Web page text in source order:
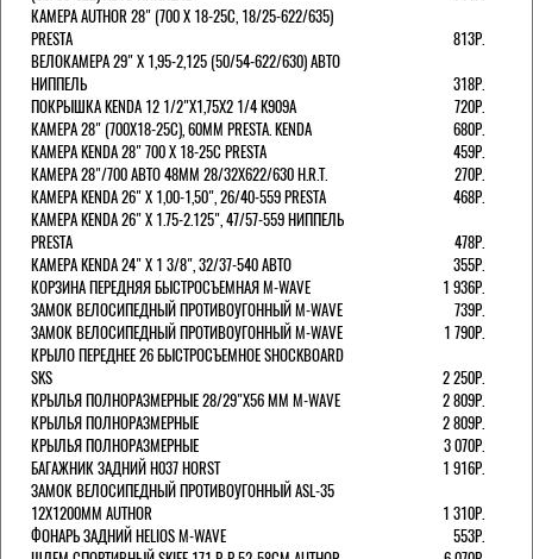
КАМЕРА AUTHOR 28" (700 Х 18-25С, 18/25-622/635)
PRESTA
813Р.
ВЕЛОКАМЕРА 29" X 1,95-2,125 (50/54-622/630) АВТО
НИППЕЛЬ
318Р.
ПОКРЫШКА KENDA 12 1/2"Х1,75X2 1/4 K909A
720Р.
КАМЕРА 28" (700Х18-25С), 60ММ PRESTA. KENDA
680Р.
КАМЕРА KENDA 28" 700 Х 18-25С PRESTA
459Р.
КАМЕРА 28"/700 АВТО 48ММ 28/32Х622/630 H.R.T.
270Р.
КАМЕРА KENDA 26" Х 1,00-1,50", 26/40-559 PRESTA
468Р.
КАМЕРА KENDA 26" Х 1.75-2.125", 47/57-559 НИППЕЛЬ
PRESTA
478Р.
КАМЕРА KENDA 24" Х 1 3/8", 32/37-540 АВТО
355Р.
КОРЗИНА ПЕРЕДНЯЯ БЫСТРОСЪЕМНАЯ M-WAVE
1 936Р.
ЗАМОК ВЕЛОСИПЕДНЫЙ ПРОТИВОУГОННЫЙ M-WAVE
739Р.
ЗАМОК ВЕЛОСИПЕДНЫЙ ПРОТИВОУГОННЫЙ M-WAVE
1 790Р.
КРЫЛО ПЕРЕДНЕЕ 26 БЫСТРОСЪЕМНОЕ SHOCKBOARD
SKS
2 250Р.
КРЫЛЬЯ ПОЛНОРАЗМЕРНЫЕ 28/29"Х56 ММ M-WAVE
2 809Р.
КРЫЛЬЯ ПОЛНОРАЗМЕРНЫЕ
2 809Р.
КРЫЛЬЯ ПОЛНОРАЗМЕРНЫЕ
3 070Р.
БАГАЖНИК ЗАДНИЙ H037 HORST
1 916Р.
ЗАМОК ВЕЛОСИПЕДНЫЙ ПРОТИВОУГОННЫЙ ASL-35
12Х1200ММ AUTHOR
1 310Р.
ФОНАРЬ ЗАДНИЙ HELIOS M-WAVE
553Р.